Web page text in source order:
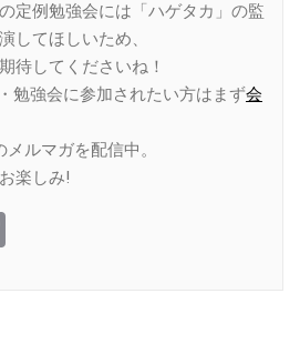
定例勉強会には「ハゲタカ」の監
してほしいため、
待してくださいね！
勉強会に参加されたい方はまず会
ルマガを配信中。
楽しみ!